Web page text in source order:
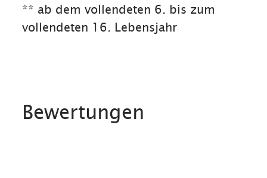
** ab dem vollendeten 6. bis zum
vollendeten 16. Lebensjahr
Bewertungen